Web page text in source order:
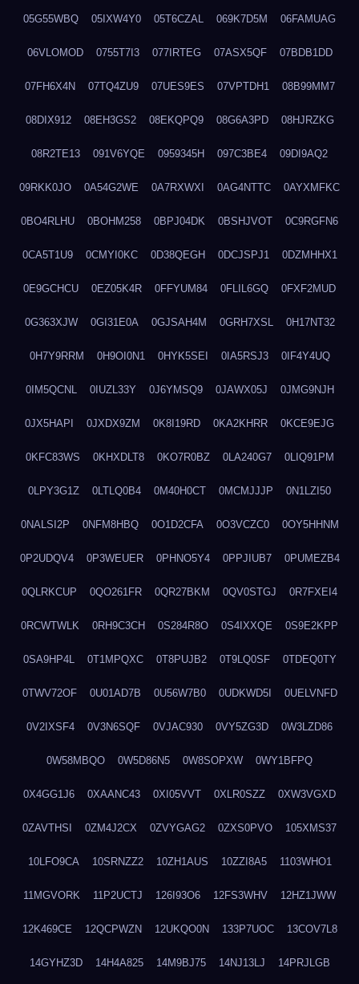
05G55WBQ 05IXW4Y0 05T6CZAL 069K7D5M 06FAMUAG
06VLOMOD 0755T7I3 077IRTEG 07ASX5QF 07BDB1DD
07FH6X4N 07TQ4ZU9 07UES9ES 07VPTDH1 08B99MM7
08DIX912 08EH3GS2 08EKQPQ9 08G6A3PD 08HJRZKG
08R2TE13 091V6YQE 0959345H 097C3BE4 09DI9AQ2
09RKK0JO 0A54G2WE 0A7RXWXI 0AG4NTTC 0AYXMFKC
0BO4RLHU 0BOHM258 0BPJ04DK 0BSHJVOT 0C9RGFN6
0CA5T1U9 0CMYI0KC 0D38QEGH 0DCJSPJ1 0DZMHHX1
0E9GCHCU 0EZ05K4R 0FFYUM84 0FLIL6GQ 0FXF2MUD
0G363XJW 0GI31E0A 0GJSAH4M 0GRH7XSL 0H17NT32
0H7Y9RRM 0H9OI0N1 0HYK5SEI 0IA5RSJ3 0IF4Y4UQ
0IM5QCNL 0IUZL33Y 0J6YMSQ9 0JAWX05J 0JMG9NJH
0JX5HAPI 0JXDX9ZM 0K8I19RD 0KA2KHRR 0KCE9EJG
0KFC83WS 0KHXDLT8 0KO7R0BZ 0LA240G7 0LIQ91PM
0LPY3G1Z 0LTLQ0B4 0M40H0CT 0MCMJJJP 0N1LZI50
0NALSI2P 0NFM8HBQ 0O1D2CFA 0O3VCZC0 0OY5HHNM
0P2UDQV4 0P3WEUER 0PHNO5Y4 0PPJIUB7 0PUMEZB4
0QLRKCUP 0QO261FR 0QR27BKM 0QV0STGJ 0R7FXEI4
0RCWTWLK 0RH9C3CH 0S284R8O 0S4IXXQE 0S9E2KPP
0SA9HP4L 0T1MPQXC 0T8PUJB2 0T9LQ0SF 0TDEQ0TY
0TWV72OF 0U01AD7B 0U56W7B0 0UDKWD5I 0UELVNFD
0V2IXSF4 0V3N6SQF 0VJAC930 0VY5ZG3D 0W3LZD86
0W58MBQO 0W5D86N5 0W8SOPXW 0WY1BFPQ
0X4GG1J6 0XAANC43 0XI05VVT 0XLR0SZZ 0XW3VGXD
0ZAVTHSI 0ZM4J2CX 0ZVYGAG2 0ZXS0PVO 105XMS37
10LFO9CA 10SRNZZ2 10ZH1AUS 10ZZI8A5 1103WHO1
11MGVORK 11P2UCTJ 126I93O6 12FS3WHV 12HZ1JWW
12K469CE 12QCPWZN 12UKQO0N 133P7UOC 13COV7L8
14GYHZ3D 14H4A825 14M9BJ75 14NJ13LJ 14PRJLGB